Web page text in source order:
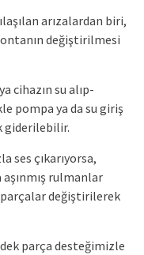
arızalardan biri,
değiştirilmesi
cihazın su alıp-
pompa ya da su giriş
giderilebilir.
ses çıkarıyorsa,
rulmanlar
değiştirilerek
parça desteğimizle